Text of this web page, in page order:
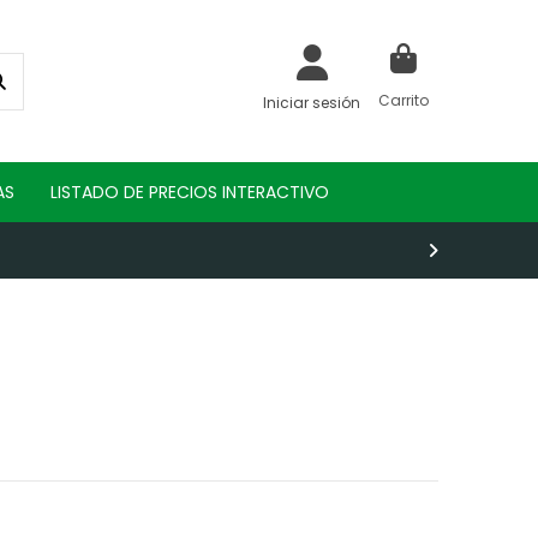
Iniciar sesión Carrito
LISTADO DE PRECIOS INTERACTIVO